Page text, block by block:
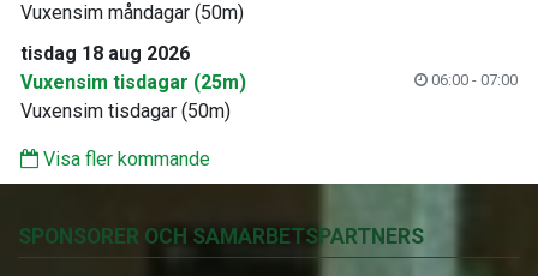
Vuxensim måndagar (50m)
tisdag 18 aug 2026
Vuxensim tisdagar (25m)
06:00 - 07:00
Vuxensim tisdagar (50m)
Visa fler kommande
SPONSORER OCH SAMARBETSPARTNERS